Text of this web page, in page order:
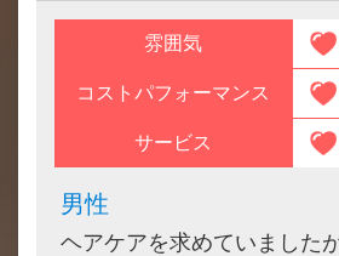
雰囲気
コストパフォーマンス
サービス
男性
ヘアケアを求めていました